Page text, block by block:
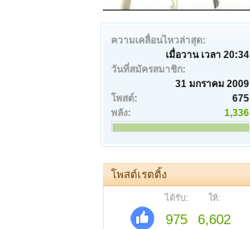
ความเคลื่อนไหวล่าสุด:
เมื่อวาน เวลา 20:34
วันที่สมัครสมาชิก:
31 มกราคม 2009
โพสต์:
675
พลัง:
1,336
โพสต์เรตติ้ง
ได้รับ: ให้:
975 6,602